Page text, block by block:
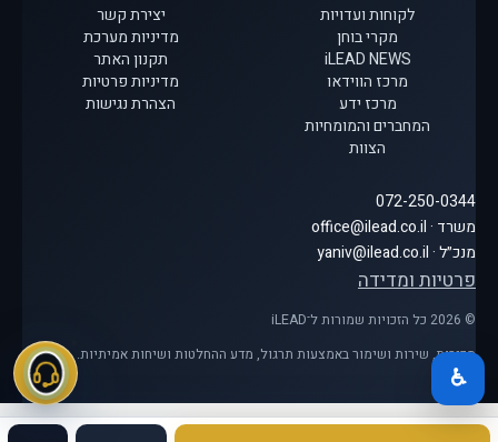
לקוחות ועדויות
מקרי בוחן
iLEAD NEWS
מרכז הווידאו
מרכז ידע
המחברים והמומחיות
הצוות
יצירת קשר
מדיניות מערכת
תקנון האתר
מדיניות פרטיות
הצהרת נגישות
072-250-0344
משרד · office@ilead.co.il
מנכ״ל · yaniv@ilead.co.il
פרטיות ומדידה
© 2026 כל הזכויות שמורות ל־iLEAD
מכירות, שירות ושימור באמצעות תרגול, מדע ההחלטות ושיחות אמיתיות.
♿